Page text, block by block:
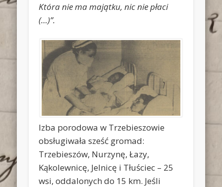
Która nie ma majątku, nic nie płaci
(…)”.
Izba porodowa w Trzebieszowie
obsługiwała sześć gromad:
Trzebieszów, Nurzynę, Łazy,
Kąkolewnicę, Jelnicę i Tłuściec – 25
wsi, oddalonych do 15 km. Jeśli